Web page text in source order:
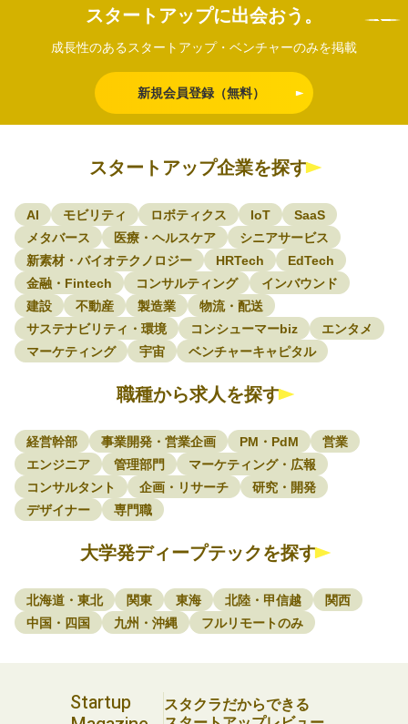
スタートアップに出会おう。
成長性のあるスタートアップ・ベンチャーのみを掲載
新規会員登録（無料）
スタートアップ企業を探す
AI モビリティ ロボティクス IoT
SaaS
メタバース
医療・ヘルスケア
シニアサービス
新素材・バイオテクノロジー
HRTech
EdTech
金融・Fintech
コンサルティング
インバウンド
建設
不動産 製造業
物流・配送
サステナビリティ・環境
コンシューマーbiz
エンタメ
マーケティング
宇宙 ベンチャーキャピタル
職種から求人を探す
経営幹部 事業開発・営業企画 PM・PdM
営業
エンジニア
管理部門
マーケティング・広報
コンサルタント
企画・リサーチ
研究・開発
デザイナー
専門職
大学発ディープテックを探す
北海道・東北 関東 東海 北陸・甲信越
関西
中国・四国
九州・沖縄 フルリモートのみ
Startup
スタクラだからできる